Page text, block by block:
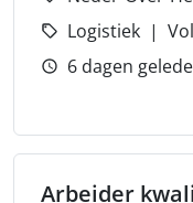
Logistiek
6 dagen
Arbeider